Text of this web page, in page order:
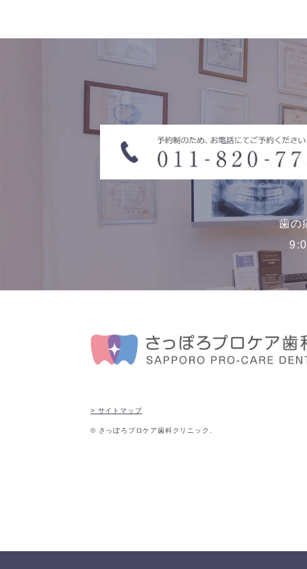
歯の
> サイトマップ
© さっぽろプロケア歯科クリニック.